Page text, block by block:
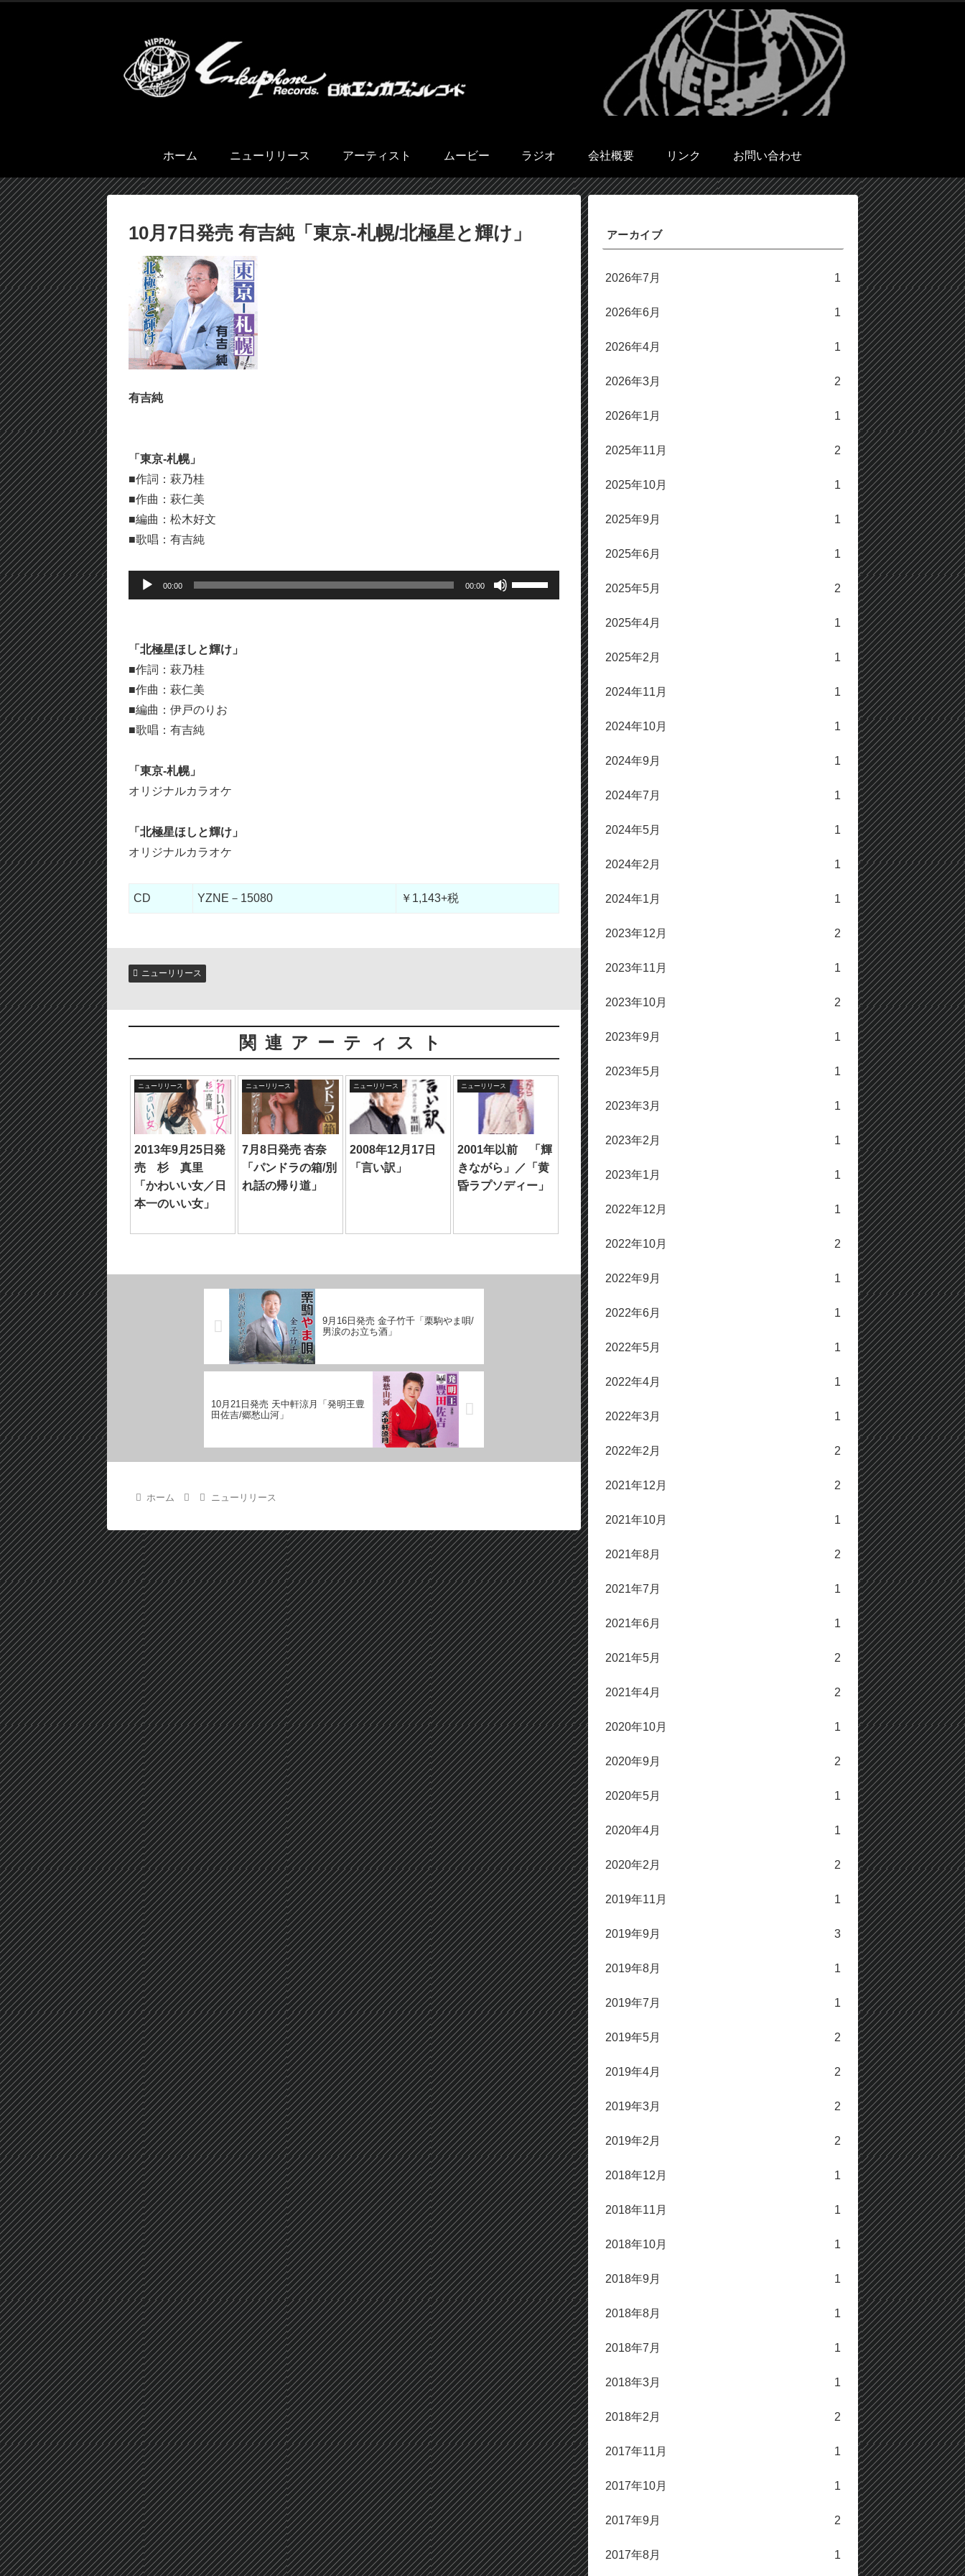
ホーム ニューリリース アーティスト ムービー ラジオ 会社概要 リンク お問い合わせ
10月7日発売 有吉純「東京-札幌/北極星と輝け」
有吉純
「東京-札幌」
■作詞：萩乃桂
■作曲：萩仁美
■編曲：松木好文
■歌唱：有吉純
声
00:00 00:00
ボ
リ
「北極星ほしと輝け」
■作詞：萩乃桂
■作曲：萩仁美
■編曲：伊戸のりお
■歌唱：有吉純
「東京-札幌」
オリジナルカラオケ
「北極星ほしと輝け」
オリジナルカラオケ
CD YZNE－15080 ￥1,143+税
ニューリリース
関連アーティスト
ニューリリース
2013年9月25日発
売 杉 真里
「かわいい女／日
本一のいい女」
ニューリリース
7月8日発売 杏奈
「パンドラの箱/別
れ話の帰り道」
ニューリリース
2008年12月17日
「言い訳」
ニューリリース
2001年以前 「輝
きながら」／「黄
昏ラプソディー」
9月16日発売 金子竹千「栗駒やま唄/
男涙のお立ち酒」
10月21日発売 天中軒涼月「発明王豊
田佐吉/郷愁山河」
ホーム ニューリリース
アーカイブ
2026年7月 1
2026年6月 1
2026年4月 1
2026年3月 2
2026年1月 1
2025年11月 2
2025年10月 1
2025年9月 1
2025年6月 1
2025年5月 2
2025年4月 1
2025年2月 1
2024年11月 1
2024年10月 1
2024年9月 1
2024年7月 1
2024年5月 1
2024年2月 1
2024年1月 1
2023年12月 2
2023年11月 1
2023年10月 2
2023年9月 1
2023年5月 1
2023年3月 1
2023年2月 1
2023年1月 1
2022年12月 1
2022年10月 2
2022年9月 1
2022年6月 1
2022年5月 1
2022年4月 1
2022年3月 1
2022年2月 2
2021年12月 2
2021年10月 1
2021年8月 2
2021年7月 1
2021年6月 1
2021年5月 2
2021年4月 2
2020年10月 1
2020年9月 2
2020年5月 1
2020年4月 1
2020年2月 2
2019年11月 1
2019年9月 3
2019年8月 1
2019年7月 1
2019年5月 2
2019年4月 2
2019年3月 2
2019年2月 2
2018年12月 1
2018年11月 1
2018年10月 1
2018年9月 1
2018年8月 1
2018年7月 1
2018年3月 1
2018年2月 2
2017年11月 1
2017年10月 1
2017年9月 2
2017年8月 1